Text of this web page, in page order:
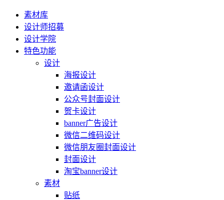
素材库
设计师招募
设计学院
特色功能
设计
海报设计
邀请函设计
公众号封面设计
贺卡设计
banner广告设计
微信二维码设计
微信朋友圈封面设计
封面设计
淘宝banner设计
素材
贴纸